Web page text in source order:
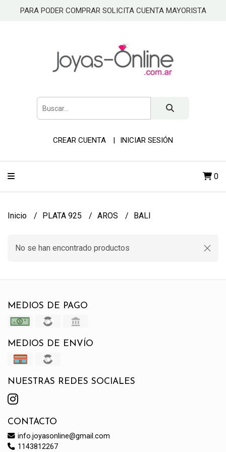
PARA PODER COMPRAR SOLICITA CUENTA MAYORISTA
CREAR CUENTA INICIAR SESIÓN
0
Inicio PLATA 925 AROS BALI
No se han encontrado productos
MEDIOS DE PAGO
MEDIOS DE ENVÍO
NUESTRAS REDES SOCIALES
CONTACTO
info.joyasonline@gmail.com
1143812267